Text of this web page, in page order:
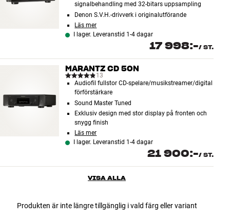
signalbehandling med 32-bitars uppsampling
Denon S.V.H.-drivverk i originalutförande
Läs mer
I lager. Leveranstid 1-4 dagar
17 998:-/ ST.
MARANTZ CD 50N
13
Audiofil fullstor CD-spelare/musikstreamer/digital
förförstärkare
Sound Master Tuned
Exklusiv design med stor display på fronten och
snygg finish
Läs mer
I lager. Leveranstid 1-4 dagar
21 900:-/ ST.
VISA ALLA
Produkten är inte längre tillgänglig i vald färg eller variant